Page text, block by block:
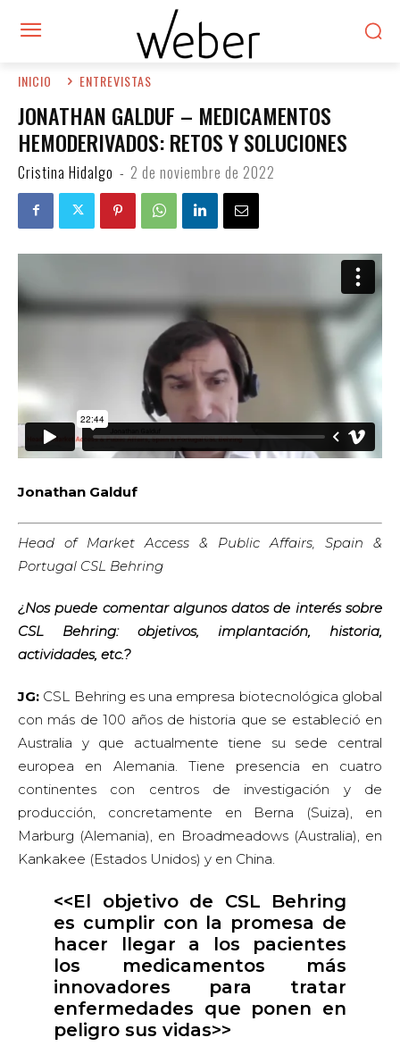
INICIO ENTREVISTAS
JONATHAN GALDUF – MEDICAMENTOS
HEMODERIVADOS: RETOS Y SOLUCIONES
Cristina Hidalgo - 2 de noviembre de 2022
Jonathan Galduf
Head of Market Access & Public Affairs, Spain &
Portugal CSL Behring
¿Nos puede comentar algunos datos de interés sobre
CSL Behring: objetivos, implantación, historia,
actividades, etc.?
JG: CSL Behring es una empresa biotecnológica global
con más de 100 años de historia que se estableció en
Australia y que actualmente tiene su sede central
europea en Alemania. Tiene presencia en cuatro
continentes con centros de investigación y de
producción, concretamente en Berna (Suiza), en
Marburg (Alemania), en Broadmeadows (Australia), en
Kankakee (Estados Unidos) y en China.
<<El objetivo de CSL Behring
es cumplir con la promesa de
hacer llegar a los pacientes
los medicamentos más
innovadores para tratar
enfermedades que ponen en
peligro sus vidas>>